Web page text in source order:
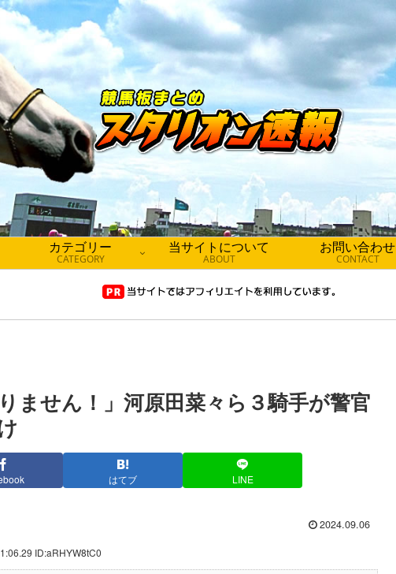
カテゴリー
CATEGORY
当サイトについて
ABOUT
お問い合わせ
CONTACT
ません！」河原田菜々ら３騎手が警官
はてブ LINE
2024.09.06
ID:aRHYW8tC0